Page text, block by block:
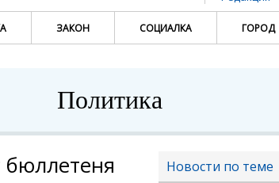
ЗАКОН СОЦИАЛКА ГОРОД
Политика
Новости по теме